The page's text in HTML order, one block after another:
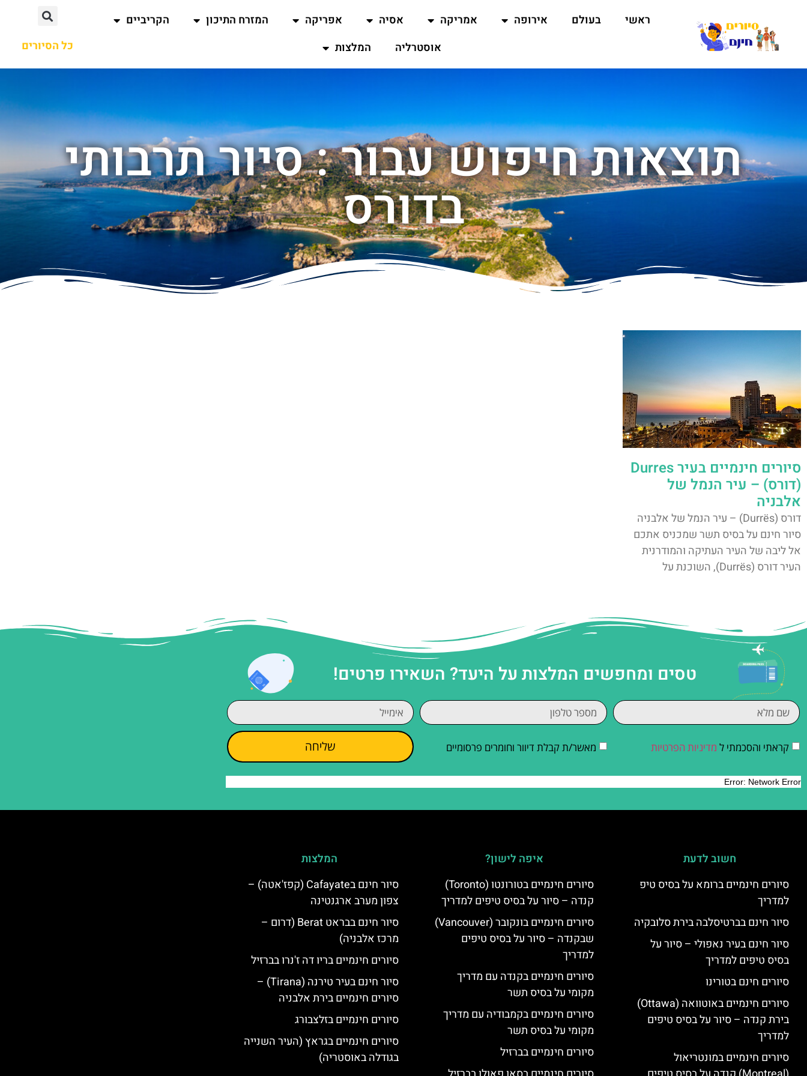
ראשי בעולם אירופה אמריקה אסיה אפריקה המזרח התיכון
הקריביים
אוסטרליה
המלצות כל הסיורים
תוצאות חיפוש עבור : סיור תרבותי
בדורס
סיורים חינמיים בעיר Durres
(דורס) – עיר הנמל של
אלבניה
דורס (Durrës) – עיר הנמל של אלבניה
סיור חינם על בסיס תשר שמכניס אתכם
אל ליבה של העיר העתיקה והמודרנית
העיר דורס (Durrës), השוכנת על
טסים ומחפשים המלצות על היעד? השאירו פרטים!
קראתי והסכמתי ל מדיניות הפרטיות מאשר/ת קבלת דיוור וחומרים פרסומיים שליחה
חשוב לדעת
סיורים חינמיים ברומא על בסיס טיפ
למדריך
סיור חינם בברטיסלבה בירת סלובקיה
סיור חינם בעיר נאפולי – סיור על
בסיס טיפים למדריך
סיורים חינם בטורינו
סיורים חינמיים באוטוואה (Ottawa)
בירת קנדה – סיור על בסיס טיפים
למדריך
סיורים חינמיים במונטריאול
איפה לישון?
סיורים חינמיים בטורונטו (Toronto)
קנדה – סיור על בסיס טיפים למדריך
סיורים חינמיים בונקובר (Vancouver)
שבקנדה – סיור על בסיס טיפים
למדריך
סיורים חינמיים בקנדה עם מדריך
מקומי על בסיס תשר
סיורים חינמיים בקמבודיה עם מדריך
מקומי על בסיס תשר
סיורים חינמיים בברזיל
המלצות
סיור חינם בCafayate (קפז'אטה) –
צפון מערב ארגנטינה
סיור חינם בבראט Berat (דרום –
מרכז אלבניה)
סיורים חינמיים בריו דה ז'נרו בברזיל
סיור חינם בעיר טירנה (Tirana) –
סיורים חינמיים בירת אלבניה
סיורים חינמיים בזלצבורג
סיורים חינמיים בגראץ (העיר השנייה
בגודלה באוסטריה)